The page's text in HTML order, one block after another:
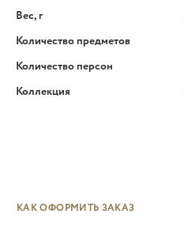
Вес, г
Количество предметов
Количество персон
Коллекция
КАК ОФОРМИТЬ ЗАКАЗ